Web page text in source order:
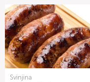
Svinjina